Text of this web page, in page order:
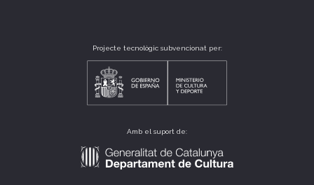
Projecte tecnològic subvencionat per:
Amb el suport de: